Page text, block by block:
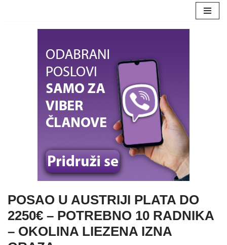
POSAO U AUSTRIJI PLATA DO
2250€ – POTREBNO 10 RADNIKA
– OKOLINA LIEZENA IZNA